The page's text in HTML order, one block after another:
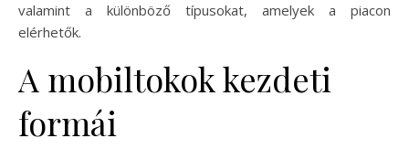
valamint a különböző típusokat, amelyek a piacon
elérhetők.
A mobiltokok kezdeti
formái